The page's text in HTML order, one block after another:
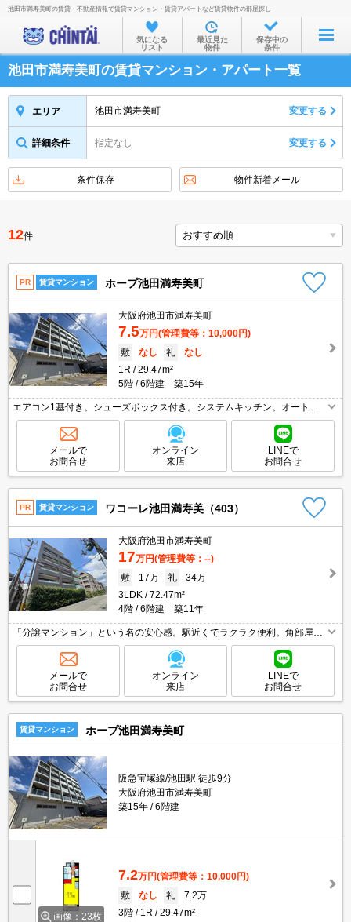
お部屋を探す
沿線・駅から
住所から
物件特集から
不動産会社から
TOP
池田市満寿美町の賃貸・不動産情報で賃貸マンション・賃貸アパートなど賃貸物件の部屋探し
気になる
リスト
最近見た
物件
保存中の
条件
池田市満寿美町の賃貸マンション・アパート一覧
エリア 池田市満寿美町 変更する
詳細条件 指定なし 変更する
条件保存 物件新着メール
12件
PR 賃貸マンション ホープ池田満寿美町
大阪府池田市満寿美町
7.5万円(管理費等：10,000円)
敷
なし 礼
なし
1R
29.47m²
5階
6階建 築15年
エアコン1基付き。シューズボックス付き。システムキッチン。オートロ
ック。
メールで
お問合せ
オンライン
来店
LINEで
お問合せ
PR 賃貸マンション ワコーレ池田満寿美（403）
大阪府池田市満寿美町
17万円(管理費等：--)
敷
17万 礼
34万
3LDK
72.47m²
4階
6階建 築11年
「分譲マンション」という名の安心感。駅近くでラクラク便利。角部屋を
お探しの方に。
メールで
お問合せ
オンライン
来店
LINEで
お問合せ
賃貸マンション ホープ池田満寿美町
阪急宝塚線/池田駅 徒歩9分
大阪府池田市満寿美町
築15年
6階建
画像：23枚
7.2万円(管理費等：10,000円)
敷
なし 礼
7.2万
3階
1R 29.47m²